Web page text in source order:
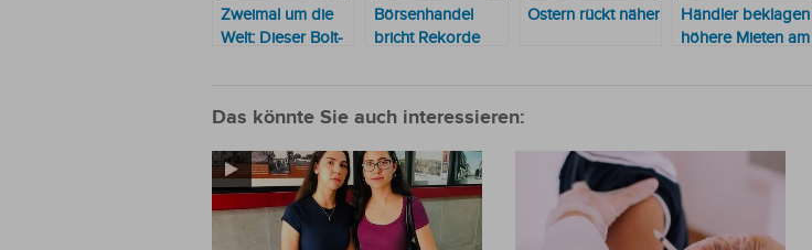
Zweimal um die
Welt: Dieser Bolt-
alle Rekorde
Börsenhandel
bricht Rekorde
Ostern rückt näher
Händler beklagen
höhere Mieten am
Das könnte Sie auch interessieren: